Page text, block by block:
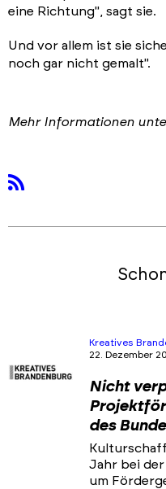
eine Richtung", sagt sie.
Und vor allem ist sie
noch gar nicht gemalt".
Mehr Informationen
Kreatives
22. Dezember
Nicht
des
Jahr bei
um